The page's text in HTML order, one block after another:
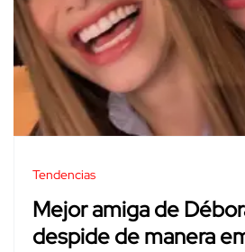
Tendencias
Mejor amiga de
despide de manera